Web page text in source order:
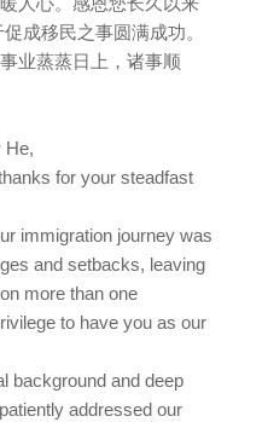
成移民之事圆满成功。
业蒸蒸日上，诸事顺
He,
for your steadfast
immigration journey was
and setbacks, leaving
more than one
to have you as our
background and deep
addressed our